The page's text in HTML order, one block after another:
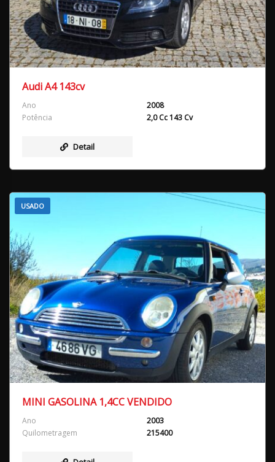
Audi A4 143cv
Ano
2008
Potência
2,0 Cc 143 Cv
Detail
USADO
MINI GASOLINA 1,4CC VENDIDO
Ano
2003
Quilometragem
215400